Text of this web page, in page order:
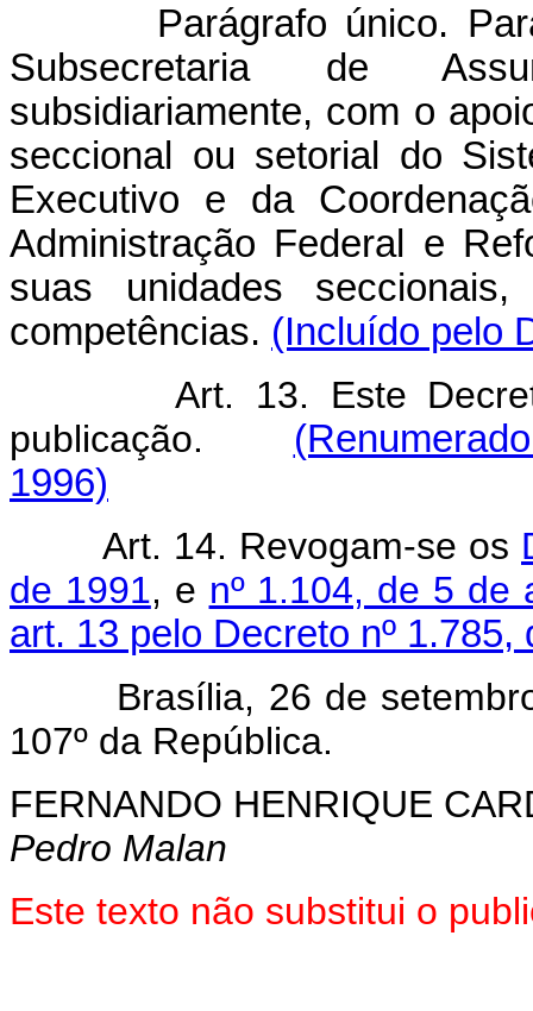
Parágrafo único.
Subsecretaria de
subsidiariamente, com o
seccional ou setorial do
Executivo e da
Administração Federal e
suas unidades
competências. (Incluído pelo
Art. 13. Este
publicação.
1996)
Art. 14. Revogam-se os
de 1991, e nº 1.104, de 5 de
art. 13 pelo Decreto nº 1.785,
Brasília, 26 de setembro
107º da República.
FERNANDO HENRIQUE
Pedro Malan
Este texto não substitui o